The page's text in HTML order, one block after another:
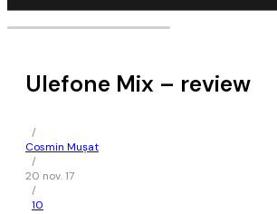
Ulefone Mix – review
/
Cosmin Mușat
/
20 nov. 17
/
10